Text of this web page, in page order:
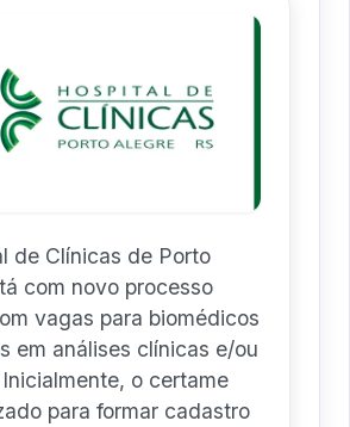
de Clínicas de Porto
com novo processo
vagas para biomédicos
em análises clínicas e/ou
o certame
para formar cadastro